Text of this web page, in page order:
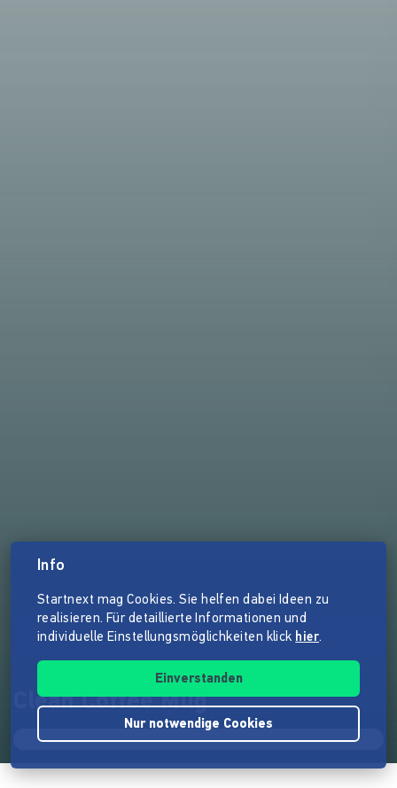
Clean Coffee Mug
Info
Startnext mag Cookies. Sie helfen dabei Ideen zu
realisieren. Für detaillierte Informationen und
individuelle Einstellungsmöglichkeiten klick hier.
Einverstanden
Nur notwendige Cookies